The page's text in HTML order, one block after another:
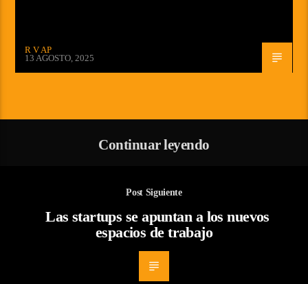
R V AP
13 AGOSTO, 2025
Continuar leyendo
Post Siguiente
Las startups se apuntan a los nuevos
espacios de trabajo